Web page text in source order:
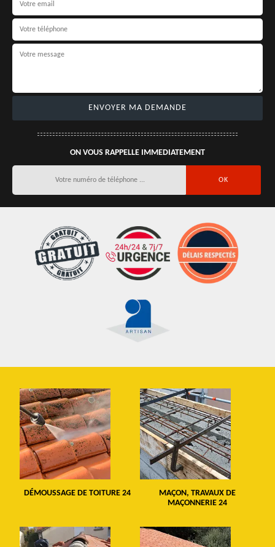
ON VOUS RAPPELLE IMMEDIATEMENT
DÉMOUSSAGE DE TOITURE 24
MAÇON, TRAVAUX DE
MAÇONNERIE 24